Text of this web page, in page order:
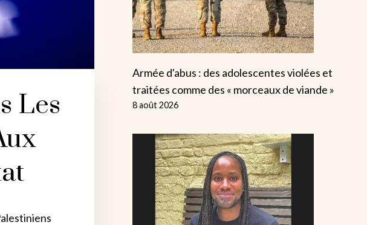
Les
Armée d'abus : des adolescentes violées et
traitées comme des « morceaux de viande »
8 août 2026